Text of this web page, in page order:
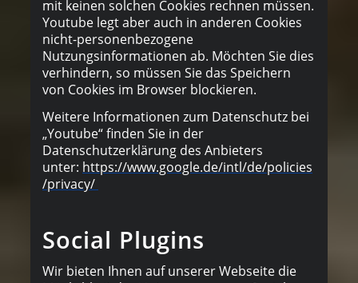
mit keinen solchen Cookies rechnen müssen.
Youtube legt aber auch in anderen Cookies
nicht-personenbezogene
Nutzungsinformationen ab. Möchten Sie dies
verhindern, so müssen Sie das Speichern
von Cookies im Browser blockieren.
Weitere Informationen zum Datenschutz bei
„Youtube“ finden Sie in der
Datenschutzerklärung des Anbieters
unter: https://www.google.de/intl/de/policies
/privacy/
Social Plugins
Wir bieten Ihnen auf unserer Webseite die